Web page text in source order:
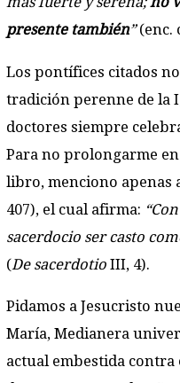
presente también”(enc.
Los pontífices citados
tradición perenne de la
doctores siempre
Para no prolongarme
libro, menciono apenas
407), el cual afirma:
sacerdocio ser casto
(De sacerdotio III, 4).
Pidamos a Jesucristo
María, Medianera
actual embestida contra